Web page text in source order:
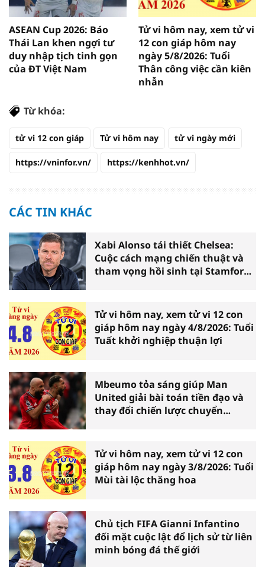
ASEAN Cup 2026: Báo
Thái Lan khen ngợi tư
duy nhập tịch tinh gọn
của ĐT Việt Nam
Tử vi hôm nay, xem tử vi
12 con giáp hôm nay
ngày 5/8/2026: Tuổi
Thân công việc cần kiên
nhẫn
Từ khóa:
tử vi 12 con giáp Tử vi hôm nay tử vi ngày mới
https://vninfor.vn/ https://kenhhot.vn/
CÁC TIN KHÁC
Xabi Alonso tái thiết Chelsea:
Cuộc cách mạng chiến thuật và
tham vọng hồi sinh tại Stamford
Tử vi hôm nay, xem tử vi 12 con
giáp hôm nay ngày 4/8/2026: Tuổi
Tuất khởi nghiệp thuận lợi
Mbeumo tỏa sáng giúp Man
United giải bài toán tiền đạo và
thay đổi chiến lược chuyển
Tử vi hôm nay, xem tử vi 12 con
giáp hôm nay ngày 3/8/2026: Tuổi
Mùi tài lộc thăng hoa
Chủ tịch FIFA Gianni Infantino
đối mặt cuộc lật đổ lịch sử từ liên
minh bóng đá thế giới